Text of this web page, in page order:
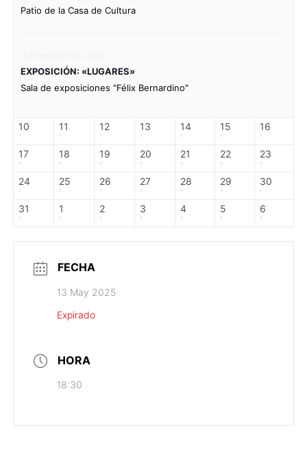
Patio de la Casa de Cultura
EXPOSICIÓN: «LUGARES»
Sala de exposiciones "Félix Bernardino"
10 11 12 13 14 15 16
17 18 19 20 21 22 23
24 25 26 27 28 29 30
31 1 2 3 4 5 6
FECHA
13 May 2025
Expirado
HORA
18:30